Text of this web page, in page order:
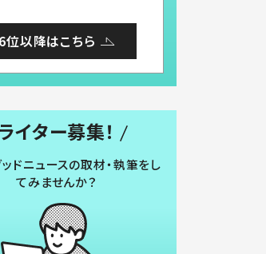
6位以降はこちら
イター募集！
ドニュースの取材・執筆をし
てみませんか？